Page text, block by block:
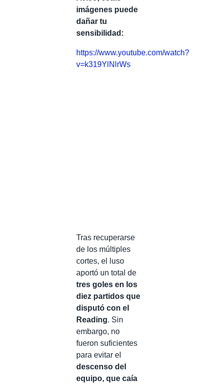
imágenes puede
dañar tu
sensibilidad:
https://www.youtube.com/watch?
v=k319YlNlrWs
Tras recuperarse
de los múltiples
cortes, el luso
aportó un total de
tres goles en los
diez partidos que
disputó con el
Reading. Sin
embargo, no
fueron suficientes
para evitar el
descenso del
equipo, que caía